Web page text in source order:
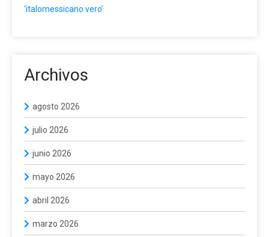
‘italomessicano vero’
Archivos
agosto 2026
julio 2026
junio 2026
mayo 2026
abril 2026
marzo 2026